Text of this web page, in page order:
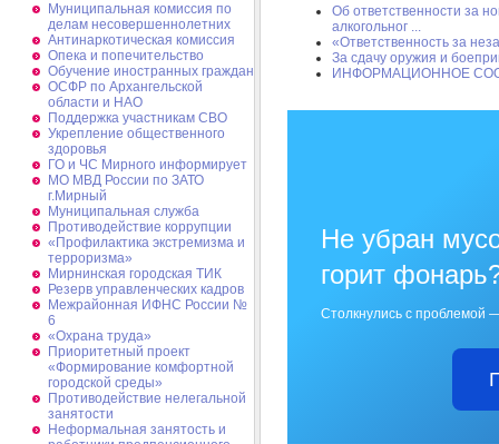
Муниципальная комиссия по
делам несовершеннолетних
Антинаркотическая комиссия
Опека и попечительство
Обучение иностранных граждан
ОСФР по Архангельской
области и НАО
Поддержка участникам СВО
Укрепление общественного
здоровья
ГО и ЧС Мирного информирует
МО МВД России по ЗАТО
г.Мирный
Муниципальная cлужба
Противодействие коррупции
«Профилактика экстремизма и
терроризма»
Мирнинская городская ТИК
Резерв управленческих кадров
Межрайонная ИФНС России №
6
«Охрана труда»
Приоритетный проект
«Формирование комфортной
городской среды»
Противодействие нелегальной
занятости
Неформальная занятость и
Об ответственности за
алкогольног ...
«Ответственность за
За сдачу оружия и
ИНФОРМАЦИОННОЕ
Не убран
горит
Столкнулись с проблемой